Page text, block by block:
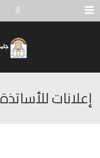
Menu
إعلانات للأساتذة